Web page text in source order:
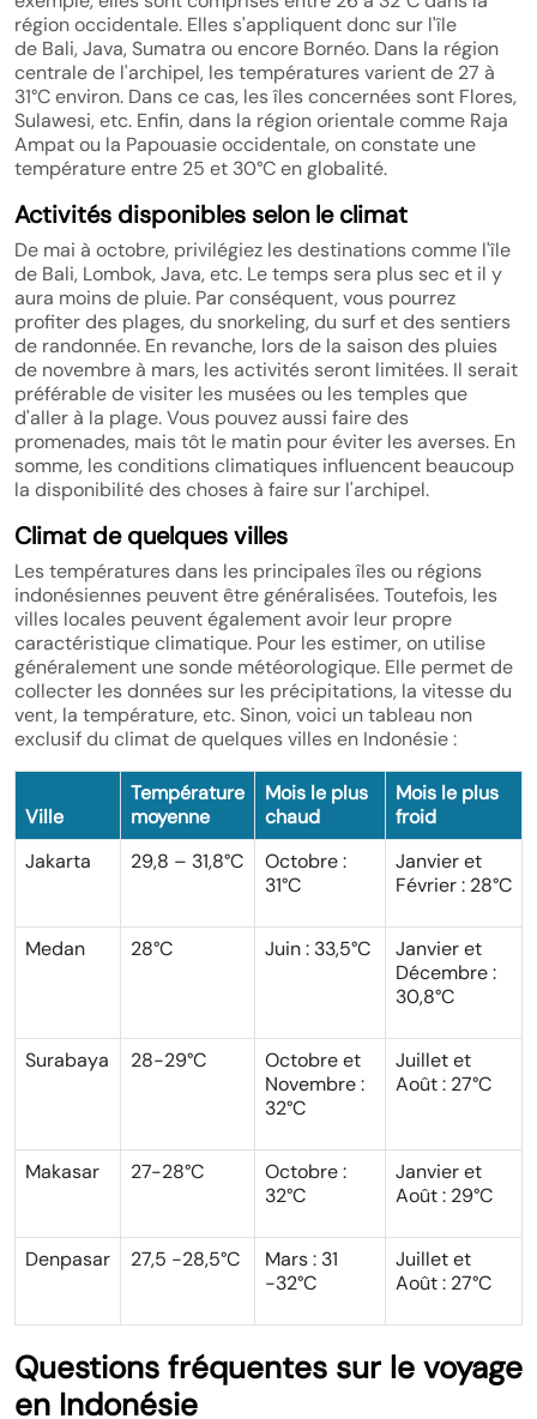
région occidentale. Elles s'appliquent donc sur l'île
de Bali, Java, Sumatra ou encore Bornéo. Dans la région
centrale de l'archipel, les températures varient de 27 à
31°C environ. Dans ce cas, les îles concernées sont Flores,
Sulawesi, etc. Enfin, dans la région orientale comme Raja
Ampat ou la Papouasie occidentale, on constate une
température entre 25 et 30°C en globalité.
Activités disponibles selon le climat
De mai à octobre, privilégiez les destinations comme l'île
de Bali, Lombok, Java, etc. Le temps sera plus sec et il y
aura moins de pluie. Par conséquent, vous pourrez
profiter des plages, du snorkeling, du surf et des sentiers
de randonnée. En revanche, lors de la saison des pluies
de novembre à mars, les activités seront limitées. Il serait
préférable de visiter les musées ou les temples que
d'aller à la plage. Vous pouvez aussi faire des
promenades, mais tôt le matin pour éviter les averses. En
somme, les conditions climatiques influencent beaucoup
la disponibilité des choses à faire sur l'archipel.
Climat de quelques villes
Les températures dans les principales îles ou régions
indonésiennes peuvent être généralisées. Toutefois, les
villes locales peuvent également avoir leur propre
caractéristique climatique. Pour les estimer, on utilise
généralement une sonde météorologique. Elle permet de
collecter les données sur les précipitations, la vitesse du
vent, la température, etc. Sinon, voici un tableau non
exclusif du climat de quelques villes en Indonésie :
Ville
Température
moyenne
Mois le plus
chaud
Mois le plus
froid
Jakarta
29,8 – 31,8°C
Octobre :
31°C
Janvier et
Février : 28°C
Medan 28°C Juin : 33,5°C
Janvier et
Décembre :
30,8°C
Surabaya 28-29°C
Octobre et
Novembre :
32°C
Juillet et
Août : 27°C
Makasar 27-28°C
Octobre :
32°C
Janvier et
Août : 29°C
Denpasar 27,5 -28,5°C
Mars : 31
-32°C
Juillet et
Août : 27°C
Questions fréquentes sur le voyage
en Indonésie